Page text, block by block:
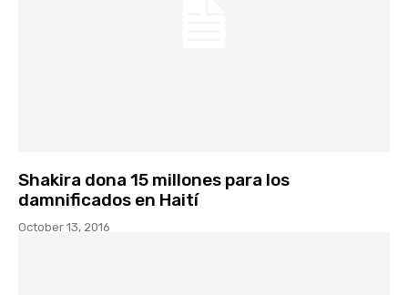
Shakira dona 15 millones para los
damnificados en Haití
October 13, 2016